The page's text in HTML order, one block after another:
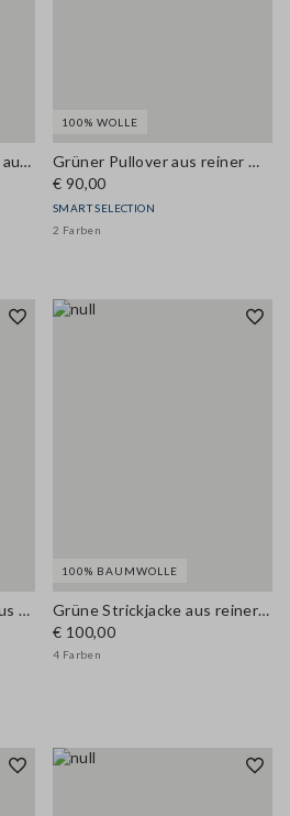
Weit geschnittene Jeans aus reinem blauem Denim-Baumwolle
100% WOLLE
Grüner Pullover aus reiner Wolle mit Polokragen und regulärer Passform
€ 90,00
SMART SELECTION
2 Farben
Rosa Oversize-Pullover aus reiner Wolle
100% BAUMWOLLE
Grüne Strickjacke aus reiner Baumwolle in Regular Fit mit Knöpfen
€ 100,00
4 Farben